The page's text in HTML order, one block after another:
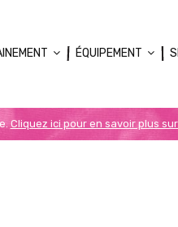
ÉQUIPEMENT
Cliquez ici pour en savoir plus